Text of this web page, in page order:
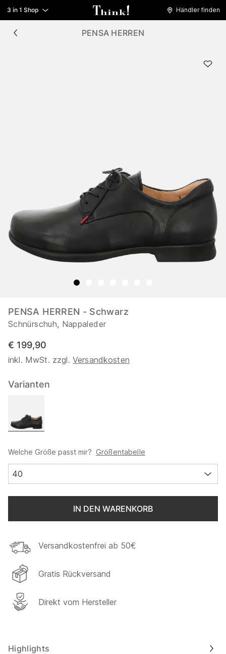
3 in 1 Shop Händler finden
PENSA HERREN
PENSA HERREN - Schwarz
Schnürschuh, Nappaleder
€ 199,90
inkl. MwSt. zzgl. Versandkosten
Varianten
Welche Größe passt mir? Größentabelle
40
IN DEN WARENKORB
Versandkostenfrei ab 50€
Gratis Rückversand
Direkt vom Hersteller
Highlights